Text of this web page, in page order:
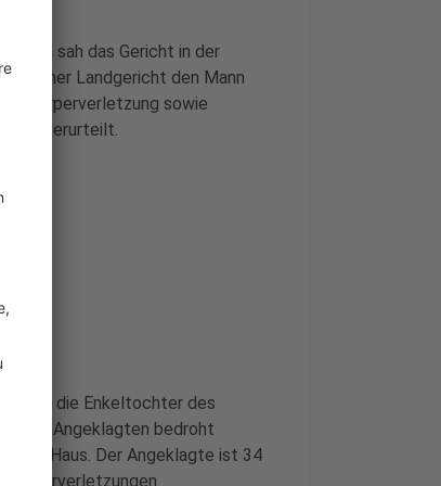
Den sah das Gericht in der
Bonner Landgericht den Mann
Körperverletzung sowie
verurteilt.
die Enkeltochter des
dem Angeklagten bedroht
Haus. Der Angeklagte ist 34